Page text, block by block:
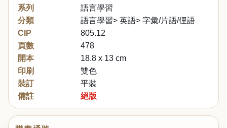
系列
語言學習
分類
語言學習> 英語> 字彙/片語/俚語
CIP
805.12
頁數
478
開本
18.8 x 13 cm
印刷
雙色
裝訂
平裝
備註
絕版